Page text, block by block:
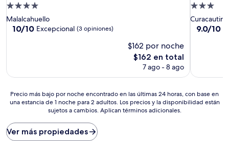
Propiedad
de
4.0
Malalcahuello
10.0
10/10 Excepcional (3 opiniones)
$162 por noche
El
precio
de
$162
$162 en total
7 ago - 8 ago
Propiedad
de
3.0
Curacautin
9.0
9.0/10
Precio
más
por
noche
Precio más bajo por noche encontrado en las últimas 24 horas, con base en
una estancia de 1 noche para 2 adultos. Los precios y la disponibilidad están
sujetos a cambios. Aplican términos adicionales.
Ver más propiedades